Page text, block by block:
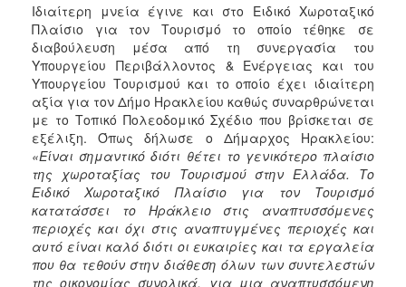
Ιδιαίτερη μνεία έγινε και στο Ειδικό Χωροταξικό
Πλαίσιο για τον Τουρισμό το οποίο τέθηκε σε
διαβούλευση μέσα από τη συνεργασία του
Υπουργείου Περιβάλλοντος & Ενέργειας και του
Υπουργείου Τουρισμού και το οποίο έχει ιδιαίτερη
αξία για τον Δήμο Ηρακλείου καθώς συναρθρώνεται
με το Τοπικό Πολεοδομικό Σχέδιο που βρίσκεται σε
εξέλιξη. Όπως δήλωσε ο Δήμαρχος Ηρακλείου:
«Είναι σημαντικό διότι θέτει το γενικότερο πλαίσιο
της χωροταξίας του Τουρισμού στην Ελλάδα. Το
Ειδικό Χωροταξικό Πλαίσιο για τον Τουρισμό
κατατάσσει το Ηράκλειο στις αναπτυσσόμενες
περιοχές και όχι στις αναπτυγμένες περιοχές και
αυτό είναι καλό διότι οι ευκαιρίες και τα εργαλεία
που θα τεθούν στην διάθεση όλων των συντελεστών
της οικονομίας συνολικά, για μια αναπτυσσόμενη